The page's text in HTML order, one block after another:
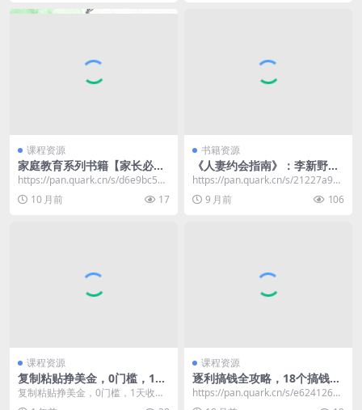
课程资源
家庭教育系列书籍【家长必
看】
​https://pan.quark.cn/s/d6e9bc563
bd7 分享家...
10 月前 17
书籍资源
《人妻约会指南》：李新野作
品中的现代婚姻关系与情感金
句解析
https://pan.quark.cn/s/21227a984
64a
9 月前 106
课程资源
复制粘贴挣美金，0门槛，1天
收入95美刀，3分钟学会，内
部教程(首次公开)
复制粘贴挣美金，0门槛，1天收入
95美刀，3分钟学会，内部教程(首
课程资源
逐利搞钱全攻略，18个搞钱锦
囊助你提效变现
https://pan.quark.cn/s/e624126cb
833